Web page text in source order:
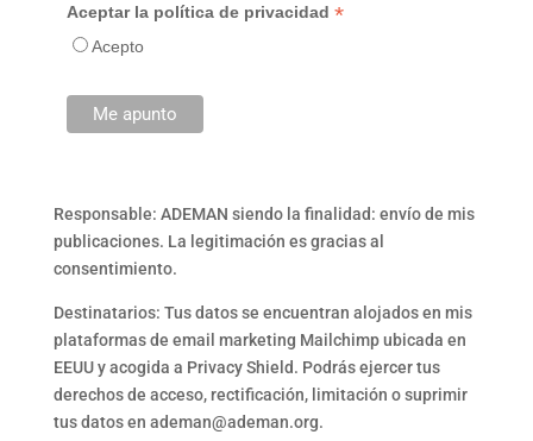
Aceptar la política de privacidad *
Acepto
Responsable: ADEMAN siendo la finalidad: envío de mis
publicaciones. La legitimación es gracias al
consentimiento.
Destinatarios: Tus datos se encuentran alojados en mis
plataformas de email marketing Mailchimp ubicada en
EEUU y acogida a Privacy Shield. Podrás ejercer tus
derechos de acceso, rectificación, limitación o suprimir
tus datos en ademan@ademan.org.